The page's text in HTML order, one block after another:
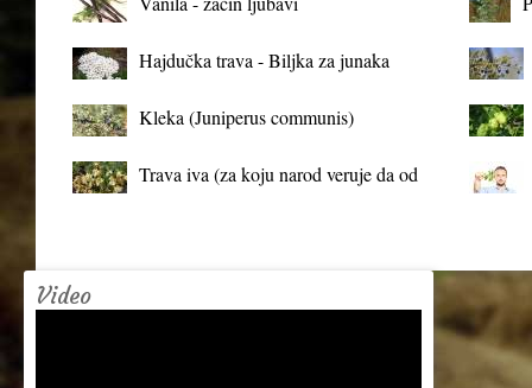
Hajdučka trava - Biljka za junaka
Kleka (Juniperus communis)
Trava iva (za koju narod veruje da od
Video